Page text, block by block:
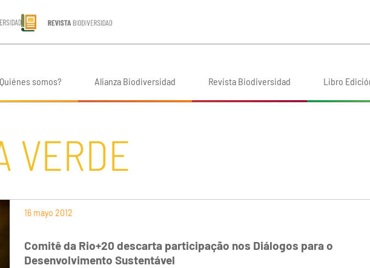
somos? Alianza Biodiversidad Revista Biodiversidad Libro
VERDE
16 mayo 2012
Comitê da Rio+20 descarta participação nos Diálogos para o
Desenvolvimento Sustentável